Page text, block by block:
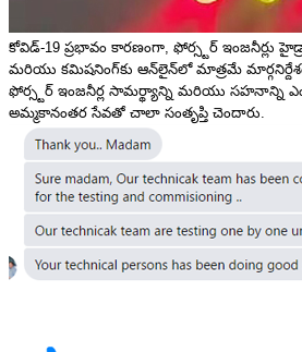
కోవిడ్-19 ప్రభావం కారణంగా, ఫోర్స్టర్ ఇంజనీర్లు
మరియు కమిషనింగ్‌కు ఆన్‌లైన్‌లో మాత్రమే
ఫోర్స్టర్ ఇంజనీర్ల సామర్థ్యాన్ని మరియు సహనాన్ని
అమ్మకానంతర సేవతో చాలా సంతృప్తి చెందారు.